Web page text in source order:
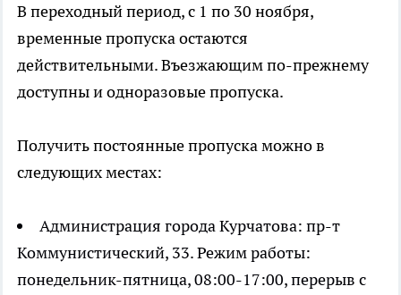
В переходный период, с 1 по 30 ноября,
временные пропуска остаются
действительными. Въезжающим по-прежнему
доступны и одноразовые пропуска.
Получить постоянные пропуска можно в
следующих местах:
Администрация города Курчатова: пр-т
Коммунистический, 33. Режим работы:
понедельник-пятница, 08:00-17:00, перерыв с